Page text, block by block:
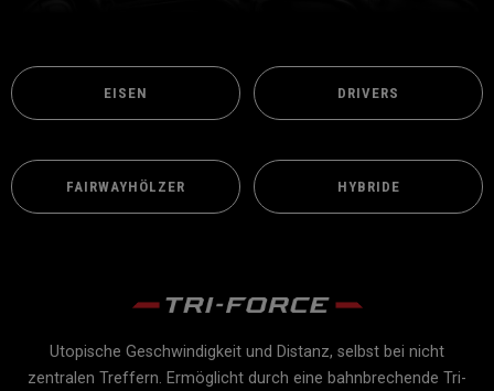
EISEN DRIVERS
FAIRWAYHÖLZER HYBRIDE
Utopische Geschwindigkeit und Distanz, selbst bei nicht
zentralen Treffern. Ermöglicht durch eine bahnbrechende Tri-